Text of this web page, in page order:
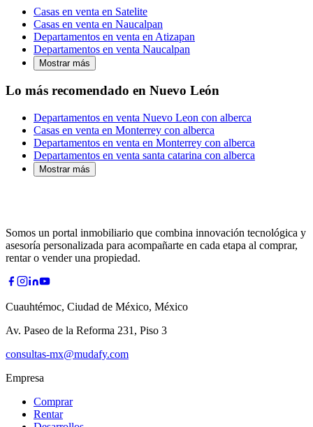
Casas en venta en Satelite
Casas en venta en Naucalpan
Departamentos en venta en Atizapan
Departamentos en venta Naucalpan
Mostrar más
Lo más recomendado en Nuevo León
Departamentos en venta Nuevo Leon con alberca
Casas en venta en Monterrey con alberca
Departamentos en venta en Monterrey con alberca
Departamentos en venta santa catarina con alberca
Mostrar más
Somos un portal inmobiliario que combina innovación tecnológica y
asesoría personalizada para acompañarte en cada etapa al comprar,
rentar o vender una propiedad.
Cuauhtémoc, Ciudad de México, México
Av. Paseo de la Reforma 231, Piso 3
consultas-mx@mudafy.com
Empresa
Comprar
Rentar